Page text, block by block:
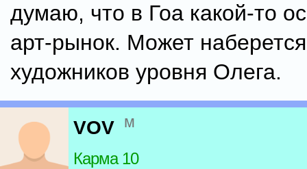
думаю, что в Гоа какой-то
арт-рынок. Может
художников уровня Олега.
VOV м
Карма 10